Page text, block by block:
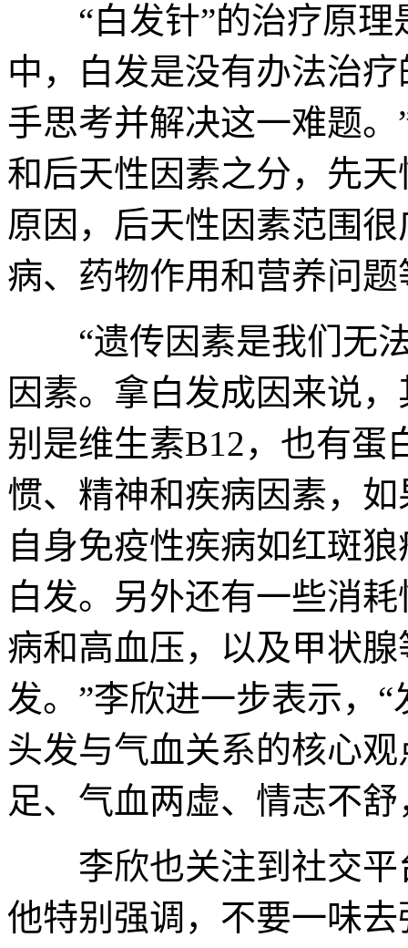
“白发针”的治疗原理
中，白发是没有办法治
手思考并解决这一难题
和后天性因素之分，先
原因，后天性因素范围
病、药物作用和营养问
“遗传因素是我们无法
因素。拿白发成因来说
别是维生素B12，也有蛋
惯、精神和疾病因素，
自身免疫性疾病如红斑
白发。另外还有一些消
病和高血压，以及甲状
发。”李欣进一步表示，
头发与气血关系的核心
足、气血两虚、情志不
李欣也关注到社交平
他特别强调，不要一味